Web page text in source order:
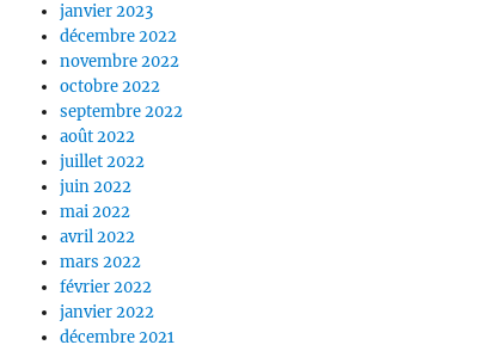
janvier 2023
décembre 2022
novembre 2022
octobre 2022
septembre 2022
août 2022
juillet 2022
juin 2022
mai 2022
avril 2022
mars 2022
février 2022
janvier 2022
décembre 2021